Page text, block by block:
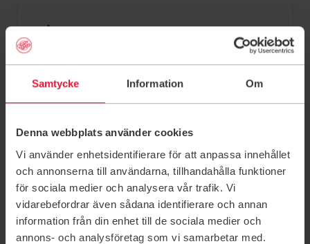
Samtycke Information Om
Denna webbplats använder cookies
Vi använder enhetsidentifierare för att anpassa innehållet
och annonserna till användarna, tillhandahålla funktioner
för sociala medier och analysera vår trafik. Vi
vidarebefordrar även sådana identifierare och annan
information från din enhet till de sociala medier och
annons- och analysföretag som vi samarbetar med.
Åpningstider
Vi åpner dørene 15 minutter før treningen
starter.
Kontakt
90 73 91 77
Timeplan
Bli medlem
Våre priser